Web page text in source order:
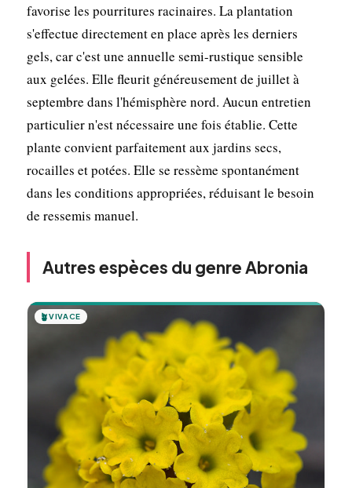
favorise les pourritures racinaires. La plantation
s'effectue directement en place après les derniers
gels, car c'est une annuelle semi-rustique sensible
aux gelées. Elle fleurit généreusement de juillet à
septembre dans l'hémisphère nord. Aucun entretien
particulier n'est nécessaire une fois établie. Cette
plante convient parfaitement aux jardins secs,
rocailles et potées. Elle se ressème spontanément
dans les conditions appropriées, réduisant le besoin
de ressemis manuel.
Autres espèces du genre Abronia
🪴VIVACE